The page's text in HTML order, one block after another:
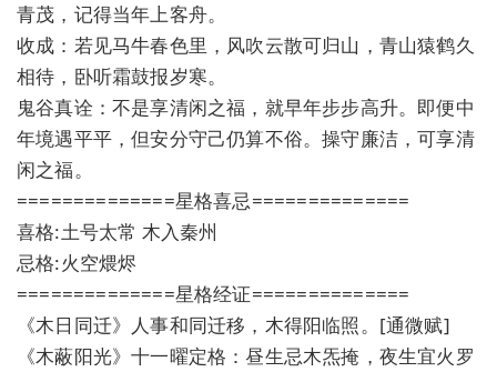
青茂，记得当年上客舟。
收成：若见马牛春色里，风吹云散可归山，青山猿鹤久
相待，卧听霜鼓报岁寒。
鬼谷真诠：不是享清闲之福，就早年步步高升。即便中
年境遇平平，但安分守己仍算不俗。操守廉洁，可享清
闲之福。
==============星格喜忌==============
喜格:土号太常 木入秦州
忌格:火空煨烬
==============星格经证==============
《木日同迁》人事和同迁移，木得阳临照。[通微赋]
《木蔽阳光》十一曜定格：昼生忌木炁掩，夜生宜火罗